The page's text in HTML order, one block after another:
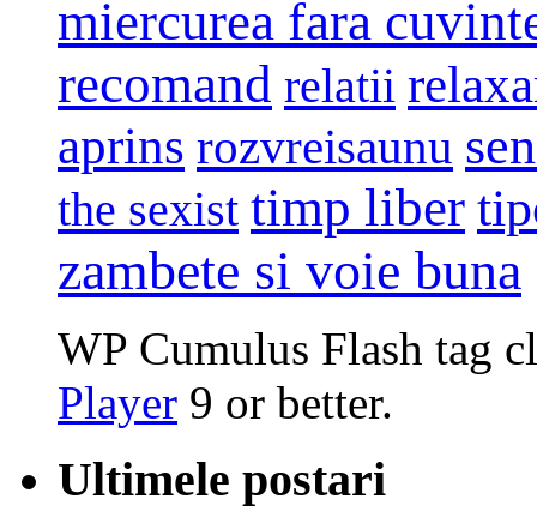
miercurea fara
recomand relatii
aprins rozvreisaunu
the sexist timp liber
zambete si voie buna
WP Cumulus Flash tag
Player 9 or better.
Ultimele postari